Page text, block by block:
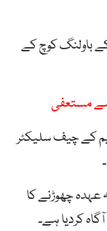
باولنگ کوچ کے
مستعفی
کے چیف سلیکٹر
عہدہ چھوڑنے کا
کردیا ہے۔